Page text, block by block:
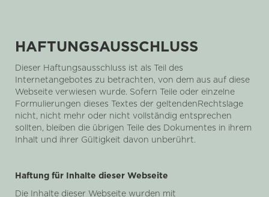
HAFTUNGSAUSSCHLUSS
Dieser Haftungsausschluss ist als Teil des
Internetangebotes zu betrachten, von dem aus auf diese
Webseite verwiesen wurde. Sofern Teile oder einzelne
Formulierungen dieses Textes der geltendenRechtslage
nicht, nicht mehr oder nicht vollständig entsprechen
sollten, bleiben die übrigen Teile des Dokumentes in ihrem
Inhalt und ihrer Gültigkeit davon unberührt.
Haftung für Inhalte dieser Webseite
Die Inhalte dieser Webseite wurden mit